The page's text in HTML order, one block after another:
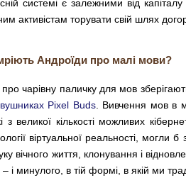
системі є залежними від
активістам торувати свій шлях
Андроїди про малі мови?
про чарівну паличку для мов
Pixel Buds. Вивчення мов в
з великої кількості можливих
віртуальної реальності, могли
вічного життя, клонування і
– і минулого, в тій формі, в якій ми